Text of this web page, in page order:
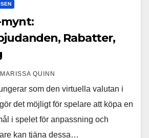
Rabatter,
MARISSA QUINN
som den virtuella valutan i
det möjligt för spelare att köpa en
i spelet för anpassning och
kan tjäna dessa…